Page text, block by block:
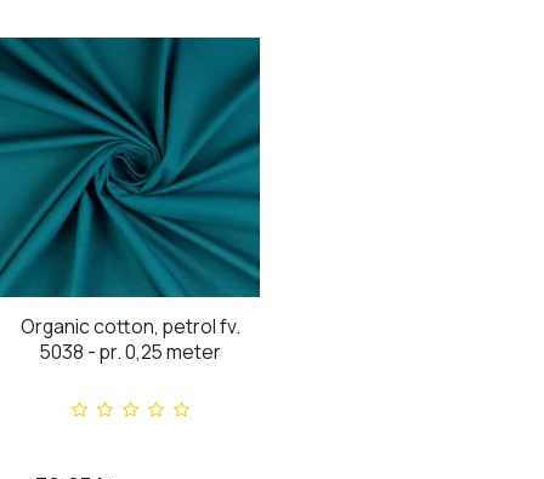
Organic cotton, petrol fv.
5038 - pr. 0,25 meter